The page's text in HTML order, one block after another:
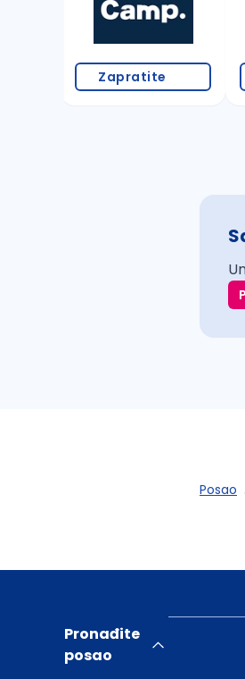
Zapratite
Posao
Pronađite
posao